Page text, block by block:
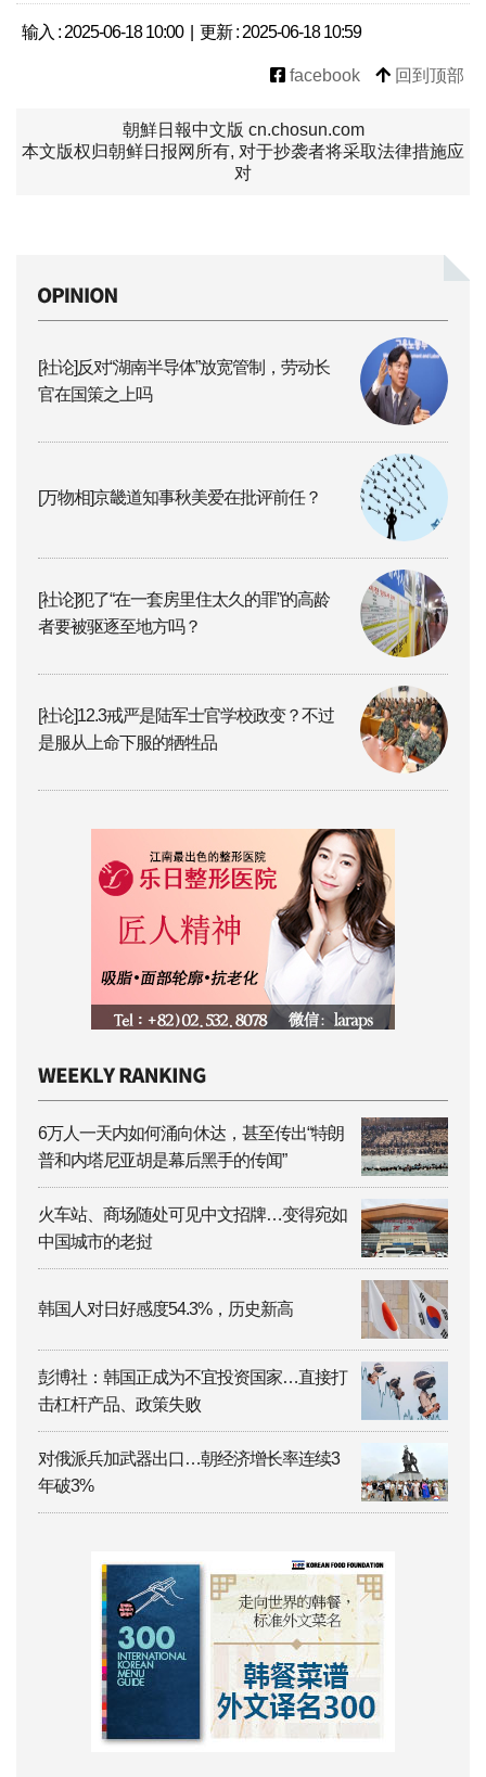
输入 : 2025-06-18 10:00 | 更新 : 2025-06-18 10:59
facebook 回到顶部
朝鮮日報中文版 cn.chosun.com
本文版权归朝鲜日报网所有, 对于抄袭者将采取法律措施应
对
[社论]反对“湖南半导体”放宽管制，劳动长
官在国策之上吗
[万物相]京畿道知事秋美爱在批评前任？
[社论]犯了“在一套房里住太久的罪”的高龄
者要被驱逐至地方吗？
[社论]12.3戒严是陆军士官学校政变？不过
是服从上命下服的牺牲品
6万人一天内如何涌向休达，甚至传出“特朗
普和内塔尼亚胡是幕后黑手的传闻”
火车站、商场随处可见中文招牌…变得宛如
中国城市的老挝
韩国人对日好感度54.3%，历史新高
彭博社：韩国正成为不宜投资国家…直接打
击杠杆产品、政策失败
对俄派兵加武器出口…朝经济增长率连续3
年破3%